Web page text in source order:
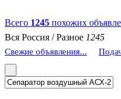
Всего 1245 похожих
Вся Россия /Разное 1245
Свежие объявления...